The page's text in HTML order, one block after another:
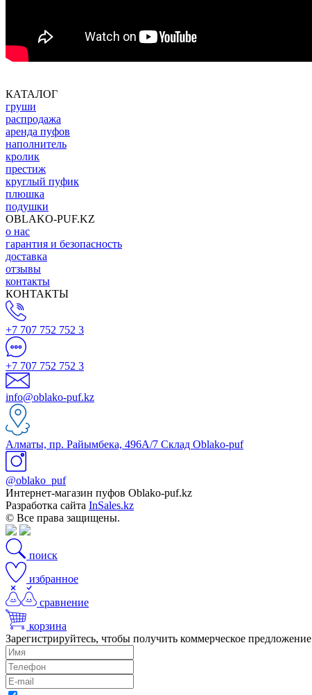
КАТАЛОГ
груши
распродажа
аренда пуфов
наполнитель
кролик
престиж
круглый пуфик
плюшка
подушки
OBLAKO-PUF.KZ
о нас
гарантия и безопасность
доставка
отзывы
контакты
КОНТАКТЫ
+7 707 752 752 3
+7 707 752 752 3
info@oblako-puf.kz
Алматы, пр. Райымбека, 496А/7 Склад Oblako-puf
@oblako_puf
Интернет-магазин пуфов Oblako-puf.kz
Разработка сайта InSales.kz
© Все права защищены.
поиск
избранное
сравнение
корзина
Зарегистрируйтесь, чтобы получить коммерческое предложение